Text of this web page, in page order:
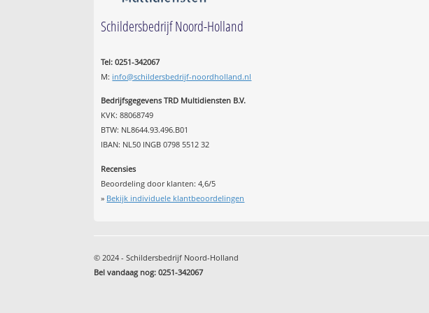
Schildersbedrijf Noord-Holland
Tel: 0251-342067
M: info@schildersbedrijf-noordholland.nl
Bedrijfsgegevens TRD Multidiensten B.V.
KVK: 88068749
BTW: NL8644.93.496.B01
IBAN: NL50 INGB 0798 5512 32
Recensies
Beoordeling door klanten:4,6/5
» Bekijk individuele klantbeoordelingen
© 2024 - Schildersbedrijf Noord-Holland
Bel vandaag nog: 0251-342067